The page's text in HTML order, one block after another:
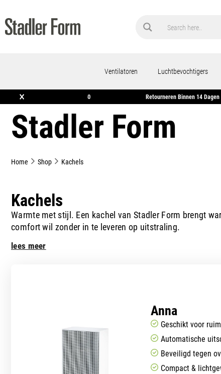
Ventilatoren Luchtbevochtigers
× Gratis Verzending Vanaf €50 Retourneren
Stadler Form
Home Shop Kachels
Kachels
Warmte met stijl. Een kachel van Stadler Form brengt
comfort wil zonder in te leveren op uitstraling.
lees meer
Anna
Geschikt voor
Automatische
Beveiligd tegen
Compact &